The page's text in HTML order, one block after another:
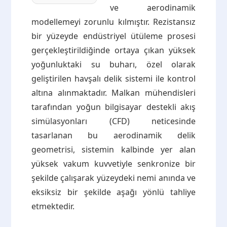
ve aerodinamik
modellemeyi zorunlu kılmıştır. Rezistansız
bir yüzeyde endüstriyel ütüleme prosesi
gerçekleştirildiğinde ortaya çıkan yüksek
yoğunluktaki su buharı, özel olarak
geliştirilen havşalı delik sistemi ile kontrol
altına alınmaktadır. Malkan mühendisleri
tarafından yoğun bilgisayar destekli akış
simülasyonları (CFD) neticesinde
tasarlanan bu aerodinamik delik
geometrisi, sistemin kalbinde yer alan
yüksek vakum kuvvetiyle senkronize bir
şekilde çalışarak yüzeydeki nemi anında ve
eksiksiz bir şekilde aşağı yönlü tahliye
etmektedir.